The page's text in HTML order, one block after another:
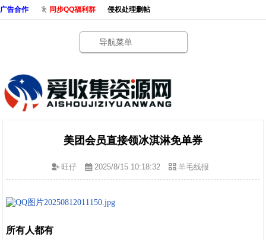
广告合作 同步QQ福利群 侵权处理删帖
导航菜单
美团会员直接领冰淇淋免单券
旺仔 2025/8/15 10:18:32 羊毛线报
所有人都有